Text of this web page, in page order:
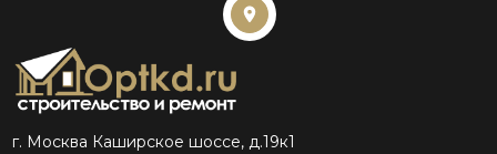
г. Москва Каширское шоссе, д.19к1